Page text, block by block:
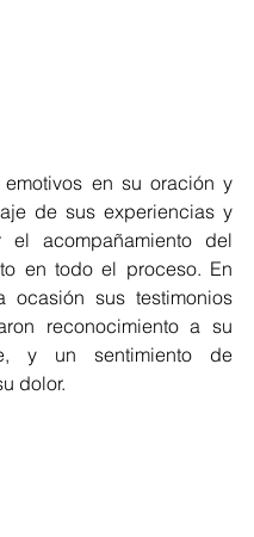
emotivos en su oración y
de sus experiencias y
el acompañamiento del
en todo el proceso. En
ocasión sus testimonios
reconocimiento a su
y un sentimiento de
dolor.